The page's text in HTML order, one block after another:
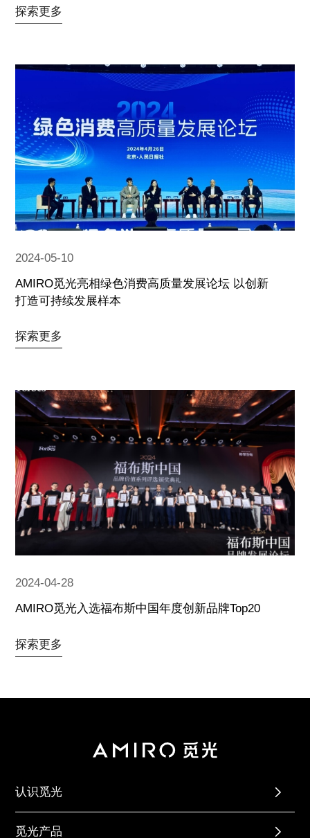
探索更多
2024-05-10
AMIRO觅光亮相绿色消费高质量发展论坛 以创新
打造可持续发展样本
探索更多
2024-04-28
AMIRO觅光入选福布斯中国年度创新品牌Top20
探索更多
认识觅光
觅光产品